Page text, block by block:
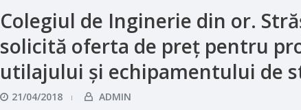
Colegiul de Inginerie din or.
solicită oferta de preț pentru
utilajului și echipamentului de
21/04/2018 ADMIN